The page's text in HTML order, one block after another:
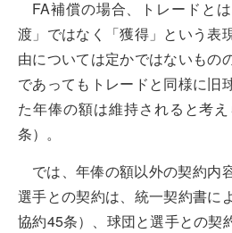
FA補償の場合、トレードと
渡」ではなく「獲得」という表
由については定かではないもの
であってもトレードと同様に旧
た年俸の額は維持されると考
条）。
では、年俸の額以外の契約内
選手との契約は、統一契約書に
協約45条）、球団と選手との契